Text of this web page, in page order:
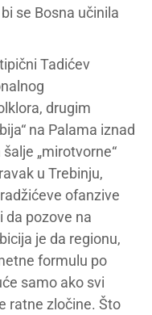
se Bosna učinila
Tadićev
drugim
na Palama iznad
„mirotvorne“
u Trebinju,
ofanzive
da pozove na
je da regionu,
formulu po
samo ako svi
ratne zločine. Što